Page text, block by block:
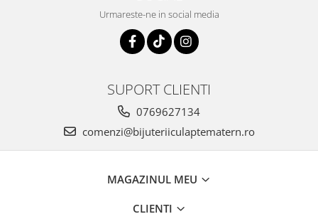
Urmareste-ne in social media
SUPORT CLIENTI
0769627134
comenzi@bijuteriiculaptematern.ro
MAGAZINUL MEU
CLIENTI